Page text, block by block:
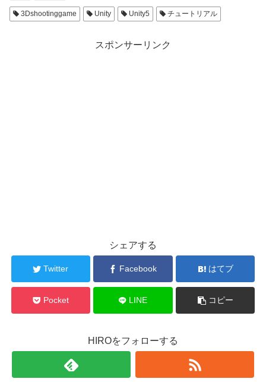
3Dshootinggame Unity Unity5 チュートリアル
スポンサーリンク
シェアする
Twitter Facebook はてブ
Pocket LINE コピー
HIROをフォローする